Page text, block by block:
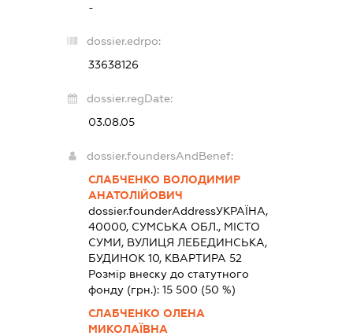
-
dossier.edrpo:
33638126
dossier.regDate:
03.08.05
dossier.foundersAndBenef:
СЛАБЧЕНКО ВОЛОДИМИР
АНАТОЛІЙОВИЧ
dossier.founderAddressУКРАЇНА,
40000, СУМСЬКА ОБЛ., МІСТО
СУМИ, ВУЛИЦЯ ЛЕБЕДИНСЬКА,
БУДИНОК 10, КВАРТИРА 52
Розмір внеску до статутного
фонду (грн.):15 500 (50 %)
СЛАБЧЕНКО ОЛЕНА
МИКОЛАЇВНА